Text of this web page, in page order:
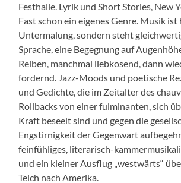
Festhalle. Lyrik und Short Stories, New
Fast schon ein eigenes Genre. Musik
Untermalung, sondern steht
Sprache, eine Begegnung auf
Reiben, manchmal liebkosend, dann
fordernd. Jazz-Moods und poetische
und Gedichte, die im Zeitalter des
Rollbacks von einer fulminanten, sich
Kraft beseelt sind und gegen die
Engstirnigkeit der Gegenwart
feinfühliges, literarisch-
und ein kleiner Ausflug „westwärts“
Teich nach Amerika.